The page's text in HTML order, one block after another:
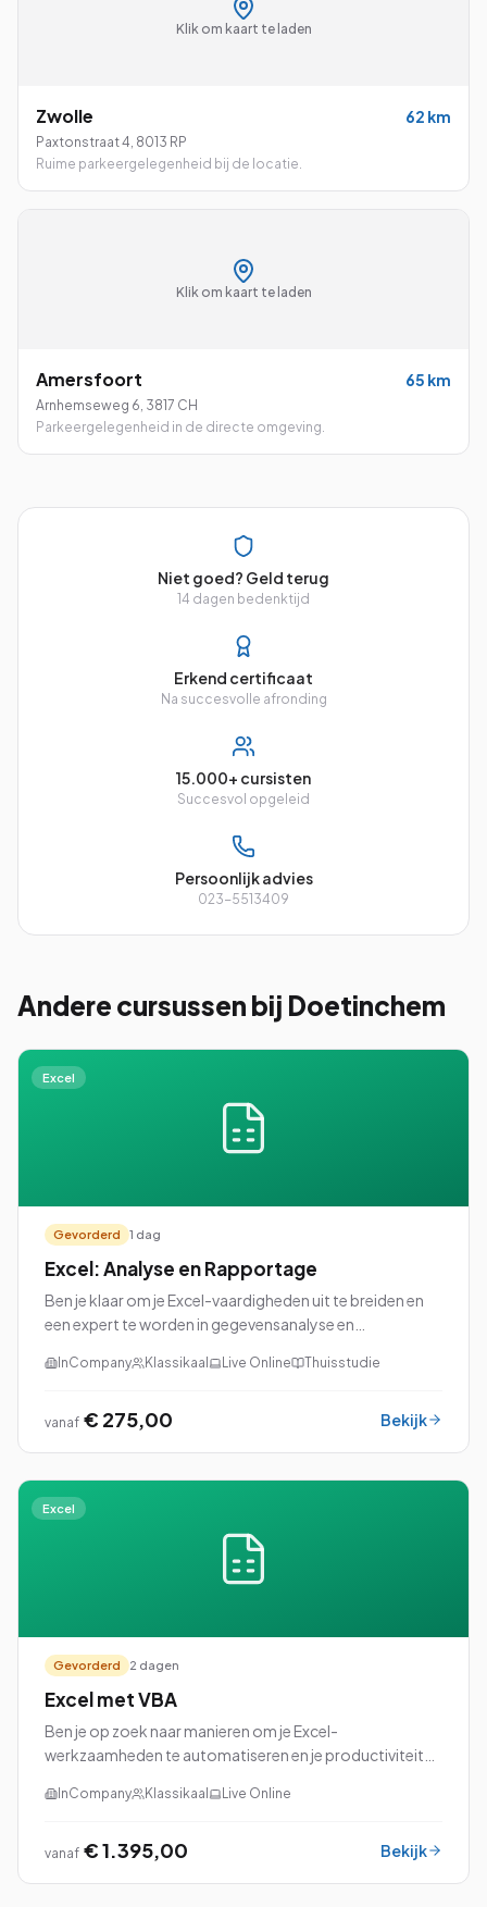
Klik om kaart te laden
Zwolle 62 km
Paxtonstraat 4, 8013 RP
Ruime parkeergelegenheid bij de locatie.
Klik om kaart te laden
Amersfoort 65 km
Arnhemseweg 6, 3817 CH
Parkeergelegenheid in de directe omgeving.
Niet goed? Geld terug
14 dagen bedenktijd
Erkend certificaat
Na succesvolle afronding
15.000+ cursisten
Succesvol opgeleid
Persoonlijk advies
023-5513409
Andere cursussen bij Doetinchem
Excel
Gevorderd 1 dag
Excel: Analyse en Rapportage
Ben je klaar om je Excel-vaardigheden uit te breiden en
een expert te worden in gegevensanalyse en
Rapportage perfect voor jou!
InCompany Klassikaal Live Online Thuisstudie
vanaf € 275,00 Bekijk
Excel
Gevorderd 2 dagen
Excel met VBA
Ben je op zoek naar manieren om je Excel-
werkzaamheden te automatiseren en je productiviteit
met VBA (Visual Basic for Applications) perfec...
InCompany Klassikaal Live Online
vanaf € 1.395,00 Bekijk